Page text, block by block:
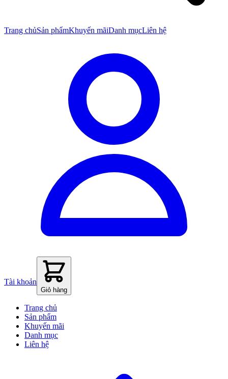
Trang chủSản phẩmKhuyến mãiDanh mụcLiên hệ
Tài khoản
Giỏ hàng
Trang chủ
Sản phẩm
Khuyến mãi
Danh mục
Liên hệ